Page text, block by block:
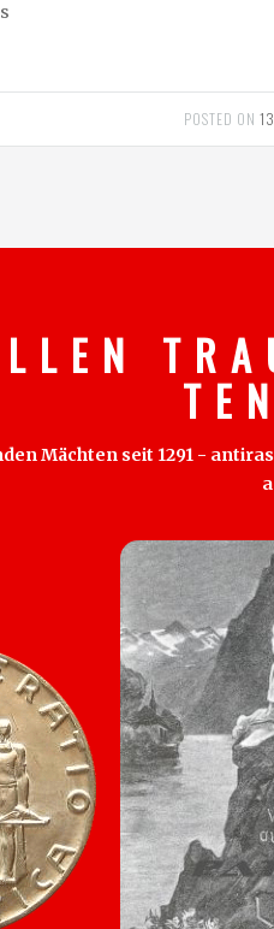
POSTED ON
L E N T R
T E
Mächten seit 1291 -